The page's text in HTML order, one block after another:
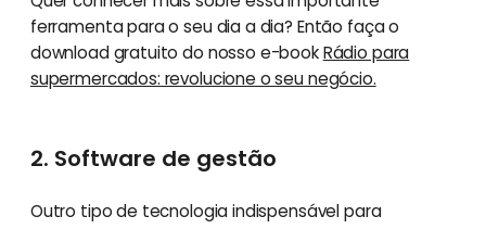
ferramenta para o seu dia a dia? Então faça o
download gratuito do nosso e-bookRádio para
supermercados: revolucione o seu negócio.
2. Software de gestão
Outro tipo de tecnologia indispensável para